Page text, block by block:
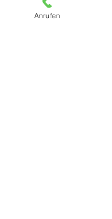
Kostenloser
Anrufen